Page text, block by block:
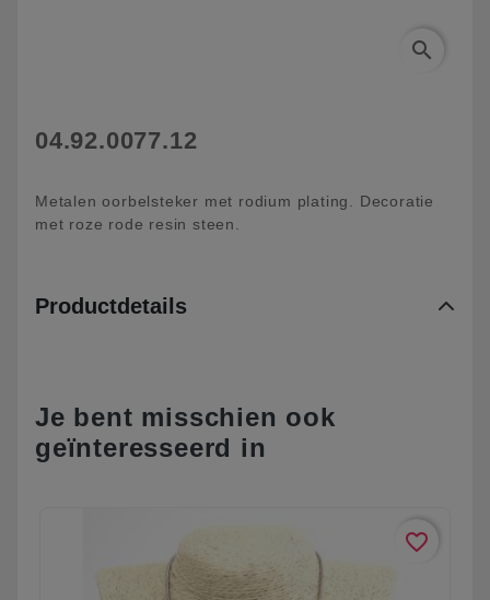
search
04.92.0077.12
Metalen oorbelsteker met rodium plating. Decoratie
met roze rode resin steen.
Productdetails
Je bent misschien ook
geïnteresseerd in
favorite_border